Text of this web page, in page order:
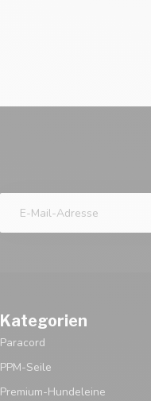
Kategorien
Paracord
PPM-Seile
Premium-Hundeleine